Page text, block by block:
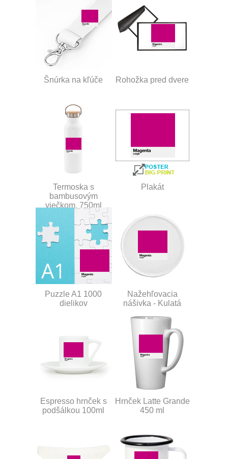
Šnúrka na kľúče Rohožka pred dvere
Termoska s
bambusovým
viečkom, 750ml
Plakát
Puzzle A1 1000
dielikov
Nažehľovacia
nášivka - Kulatá
Espresso hrnček s
podšálkou 100ml
Hrnček Latte Grande
450 ml